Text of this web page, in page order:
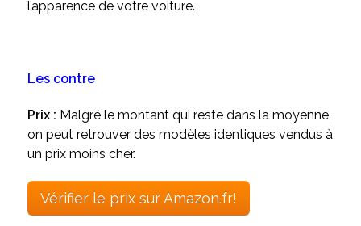
l’apparence de votre voiture.
Les contre
Prix : Malgré le montant qui reste dans la moyenne,
on peut retrouver des modèles identiques vendus à
un prix moins cher.
Vérifier le prix sur Amazon.fr!